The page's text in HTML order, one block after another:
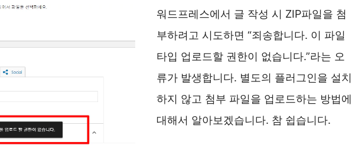
워드프레스에서 글 작성 시 ZIP파일을 첨
부하려고 시도하면 “죄송합니다. 이 파일
타입 업로드할 권한이 없습니다.”라는 오
류가 발생합니다. 별도의 플러그인을 설치
하지 않고 첨부 파일을 업로드하는 방법에
대해서 알아보겠습니다. 참 쉽습니다.